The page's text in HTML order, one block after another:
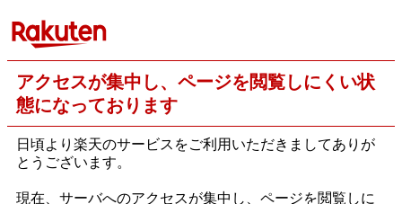
アクセスが集中し、ページを閲覧しにくい状
態になっております
日頃より楽天のサービスをご利用いただきましてありが
とうございます。
現在、サーバへのアクセスが集中し、ページを閲覧しに